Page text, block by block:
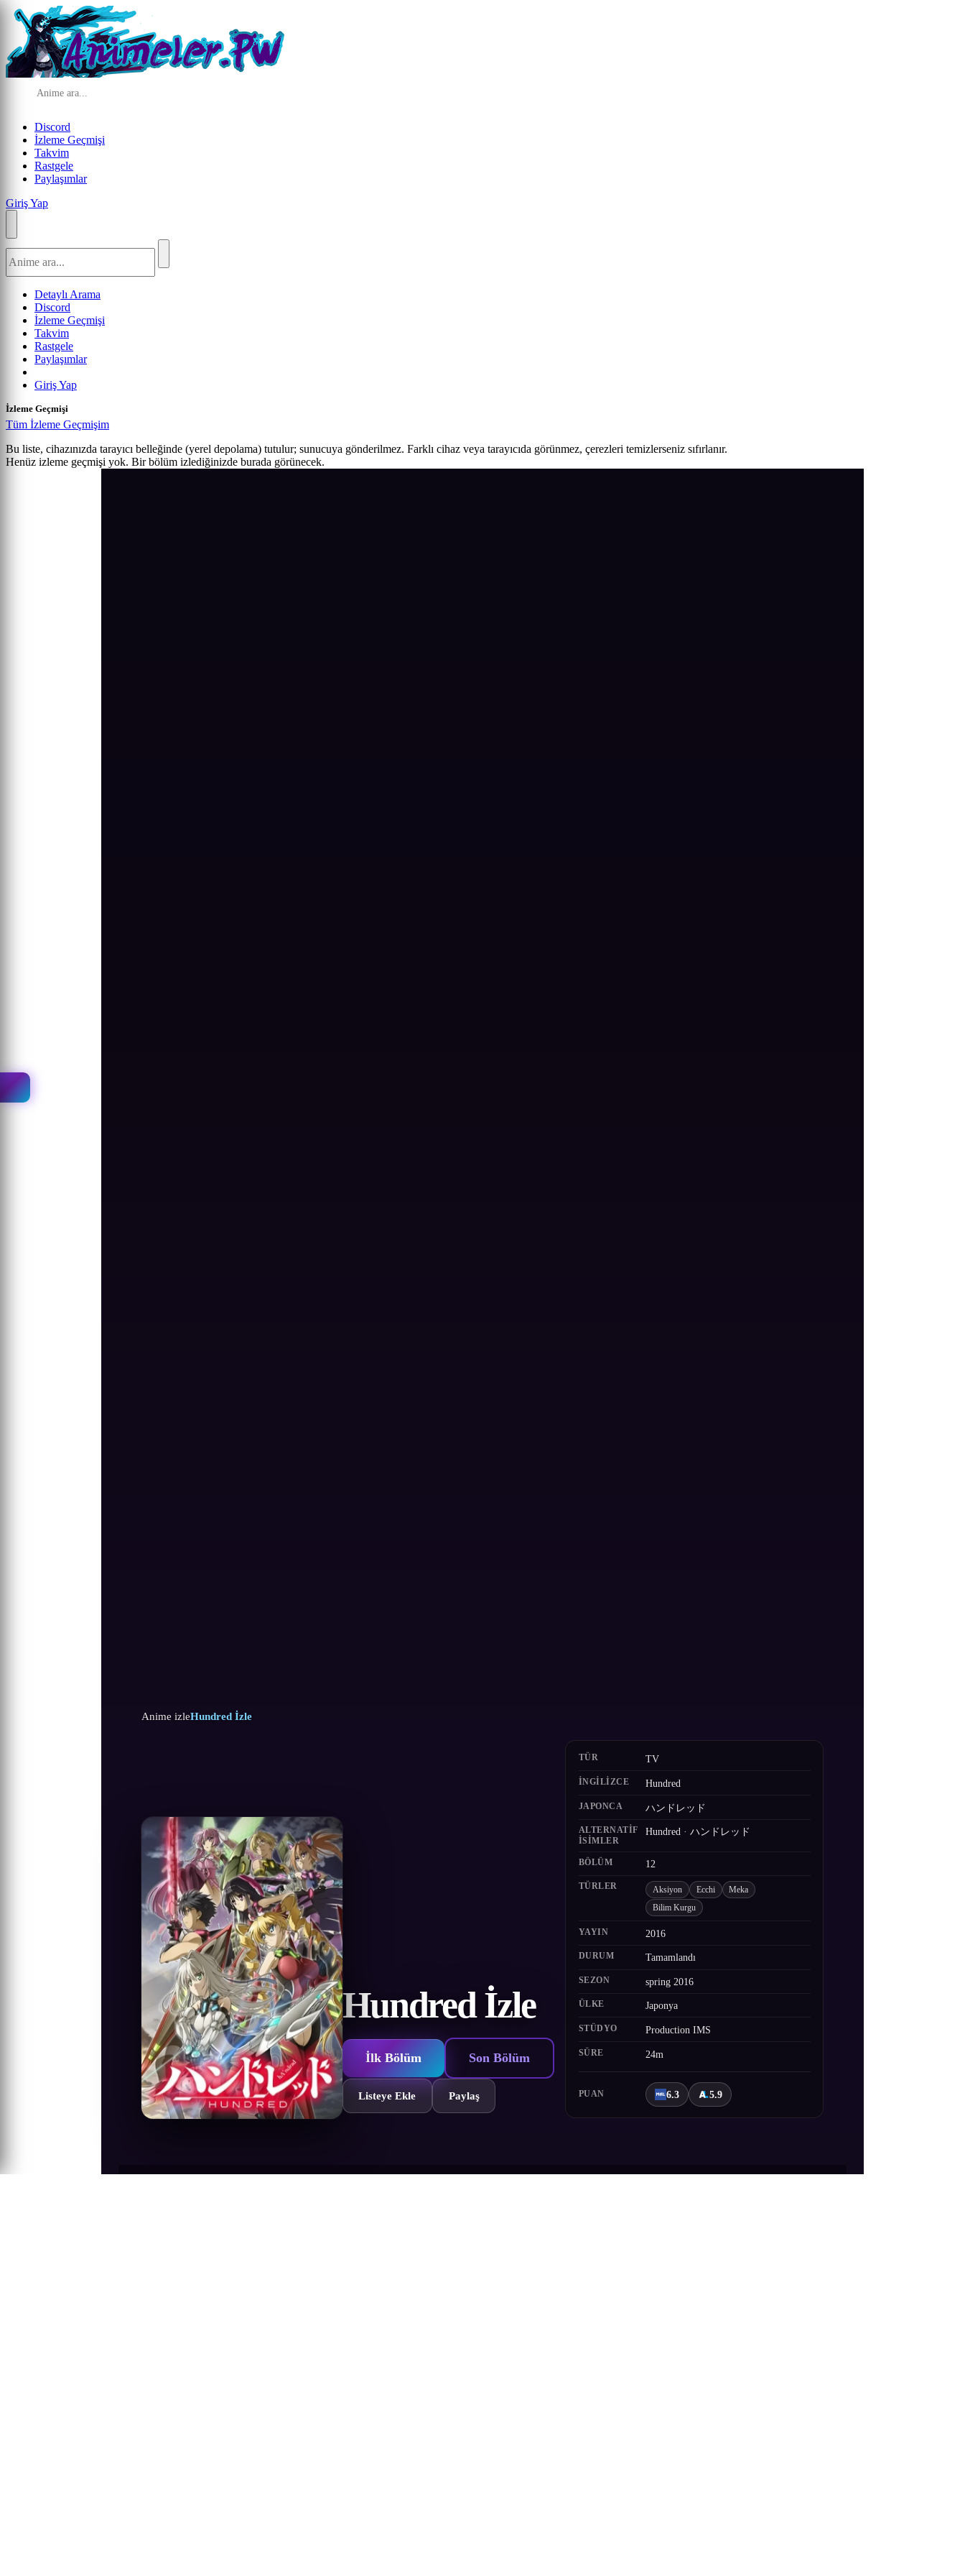
Discord
İzleme Geçmişi
Takvim
Rastgele
Paylaşımlar
Giriş Yap
Detaylı Arama
Discord
İzleme Geçmişi
Takvim
Rastgele
Paylaşımlar
Giriş Yap
İzleme Geçmişi
Tüm İzleme Geçmişim
Bu liste, cihazınızda tarayıcı belleğinde (yerel depolama) tutulur; sunucuya gönderilmez. Farklı cihaz veya tarayıcıda görünmez, çerezleri temizlerseniz sıfırlanır.
Henüz izleme geçmişi yok. Bir bölüm izlediğinizde burada görünecek.
Anime izleHundred İzle
Hundred İzle
İlk Bölüm Son Bölüm
Listeye Ekle Paylaş
TÜR TV
İNGILIZCE Hundred
JAPONCA ハンドレッド
ALTERNATIF
ISIMLER
Hundred · ハンドレッド
BÖLÜM 12
TÜRLER Aksiyon Ecchi Meka
Bilim Kurgu
YAYIN 2016
DURUM Tamamlandı
SEZON spring 2016
ÜLKE Japonya
STÜDYO Production IMS
SÜRE 24m
PUAN 6.3 5.9